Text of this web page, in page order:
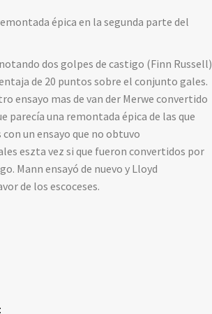
épica en la segunda parte del
dos golpes de castigo (Finn Russell)
de 20 puntos sobre el conjunto gales.
ensayo mas de van der Merwe convertido
una remontada épica de las que
un ensayo que no obtuvo
eszta vez si que fueron convertidos por
Mann ensayó de nuevo y Lloyd
de los escoceses.